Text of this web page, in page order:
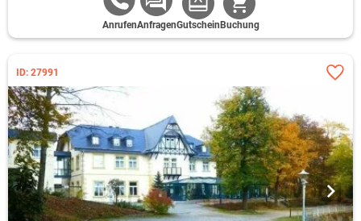
AnrufenAnfragenGutschein Buchung
ID: 27991